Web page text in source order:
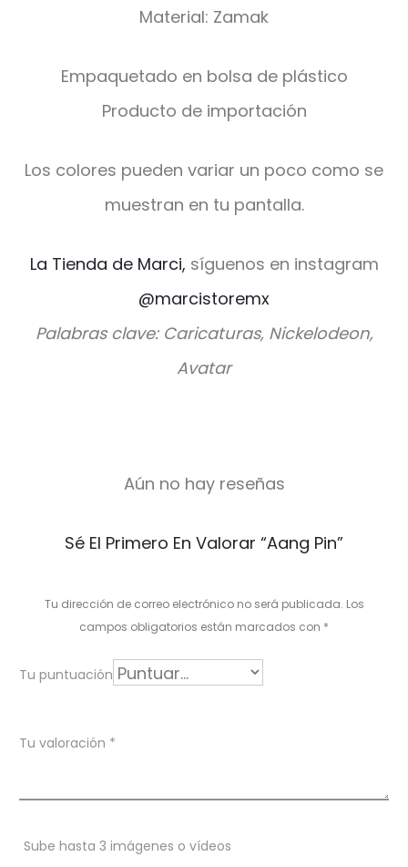
Material: Zamak
Empaquetado en bolsa de plástico
Producto de importación
Los colores pueden variar un poco como se
muestran en tu pantalla.
La Tienda de Marci, síguenos en instagram
@marcistoremx
Palabras clave: Caricaturas, Nickelodeon,
Avatar
r
i
o
e
Aún no hay reseñas
Sé El Primero En Valorar “Aang Pin”
Tu dirección de correo electrónico no será publicada. Los
campos obligatorios están marcados con *
Tu puntuación
Tu valoración *
Sube hasta 3 imágenes o vídeos